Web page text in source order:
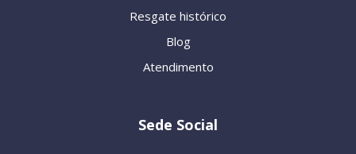
Resgate histórico
Blog
Atendimento
Sede Social